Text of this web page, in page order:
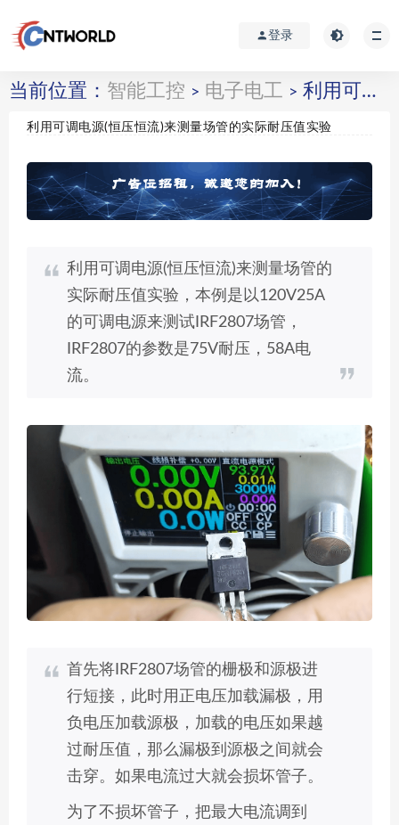
登录
当前位置： 智能工控 > 电子电工 > 利用可调电源(恒压恒流)来测量场管的实际耐压值实验
利用可调电源(恒压恒流)来测量场管的实际耐压值实验
利用可调电源(恒压恒流)来测量场管的
实际耐压值实验，本例是以120V25A
的可调电源来测试IRF2807场管，
IRF2807的参数是75V耐压，58A电
流。
首先将IRF2807场管的栅极和源极进
行短接，此时用正电压加载漏极，用
负电压加载源极，加载的电压如果越
过耐压值，那么漏极到源极之间就会
击穿。如果电流过大就会损坏管子。
为了不损坏管子，把最大电流调到